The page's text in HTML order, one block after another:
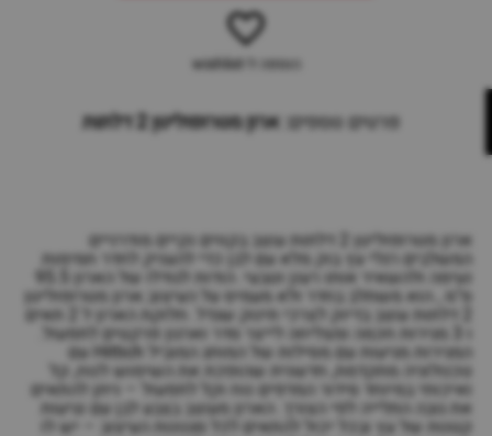
הוספה ל-wishlist
פרטים נוספים:ארון מטרופוליטן 2 דלתות
ארון מטרופוליטן 2 דלתות עוצב בקווים נקיים מודרניים
המשלבים רגלי עץ בוק מלא עם לבן כדי להעניק לחדר חמימות
נעימה ולהשאיר אותו רענן וטבעי. הודות לגודלו של הארון 95.5
ס"מ , הוא משתלב בחדר ולא מעמיס על העיצוב.ארון מטרופוליטן
2 דלתות עוצב בדיוק לצרכי תינוק שגדל. חלוקת הארון ל 2 תאים
ו 3 מגירות חכמה ומצליחה לייצר סדר וארגון פרקטים לתפעול.
המגירות מגיעות עם מסילות של המותג המוביל Hittich עם
טכנולוגיה מתקדמת, חדשנית שהופכת את השימוש לנוח, קל
ואיכותי במיוחד סידור המדפים נוח וקל לתפעול – ניתן להתאים
את גובה התלייה לפי הצורך. הארון מעוצב בצבע לבן עם נגיעות
קטנות של עץ ובכל יכול להתאים לכל סגנונות העיצוב – יש לו